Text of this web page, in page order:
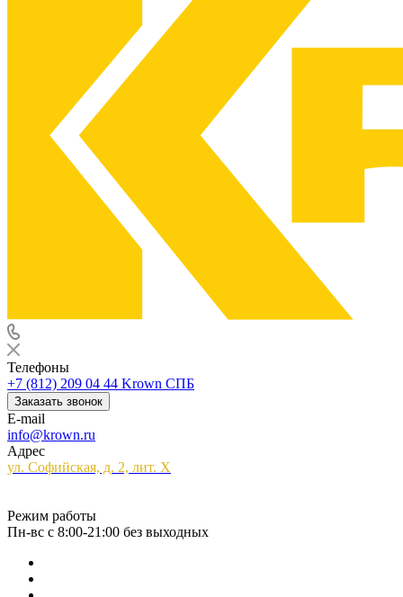
Телефоны
+7 (812) 209 04 44 Krown СПБ
Заказать звонок
E-mail
info@krown.ru
Адрес
ул. Софийская, д. 2, лит. Х
Режим работы
Пн-вс с 8:00-21:00 без выходных